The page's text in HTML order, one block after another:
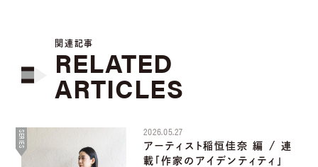
関連記事
RELATED
ARTICLES
SERIES 2026.05.27
アーティスト稲恒佳奈 編 / 連
載「作家のアイデンティティ」